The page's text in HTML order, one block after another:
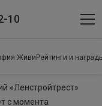
10
Живи Рейтинги и
«Ленстройтрест»
с момента